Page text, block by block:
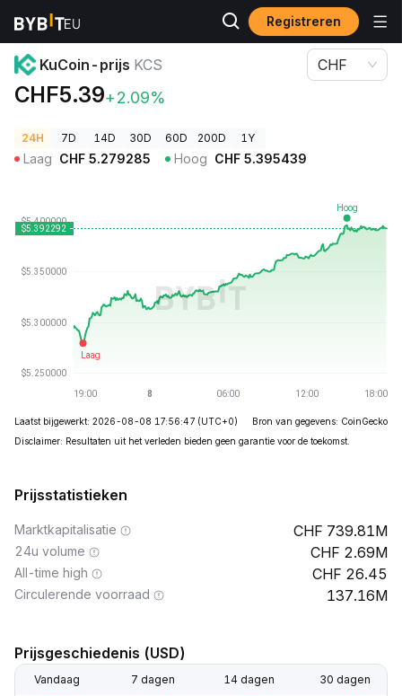
Registreren
Cryptoprijzen
KuCoin-prijs KCS
CHF5.39+2.09%
CHF
24H 7D 14D 30D 60D 200D 1Y
Laag CHF 5.279285 Hoog CHF 5.395439
Laatst bijgewerkt: 2026-08-08 17:56:47 (UTC+0)
Bron van gegevens: CoinGecko
Disclaimer: Resultaten uit het verleden bieden geen garantie voor de toekomst.
Prijsstatistieken
Marktkapitalisatie 739.81M
24u volume 2.69M
All-time high 26.45
Circulerende voorraad 137.16M
Prijsgeschiedenis (USD)
Vandaag 7 dagen 14 dagen 30 dagen